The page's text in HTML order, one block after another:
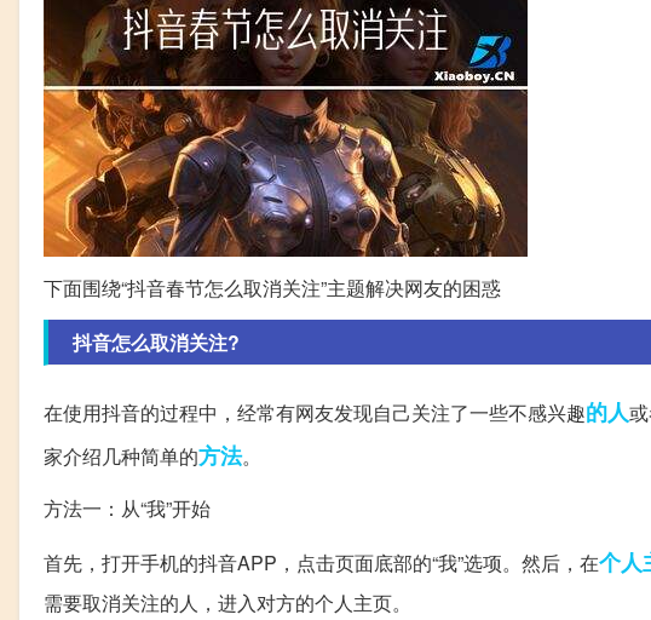
下面围绕“抖音春节怎么取消关注”主题解决网友的困惑
抖音怎么取消关注?
在使用抖音的过程中，经常有网友发现自己关注了一些不感兴趣的人
家介绍几种简单的方法。
方法一：从“我”开始
首先，打开手机的抖音APP，点击页面底部的“我”选项。然后，在个人
需要取消关注的人，进入对方的个人主页。